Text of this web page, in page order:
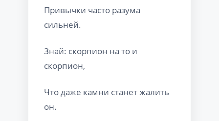
Привычки часто разума
сильней.
Знай: скорпион на то и
скорпион,
Что даже камни станет жалить
он.